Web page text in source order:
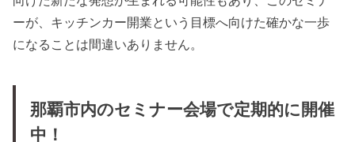
ーが、キッチンカー開業という目標へ向けた確かな一歩
になることは間違いありません。
那覇市内のセミナー会場で定期的に開催
中！